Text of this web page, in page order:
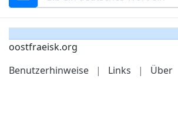
oostfraeisk.org
Benutzerhinweise
| Links | Über